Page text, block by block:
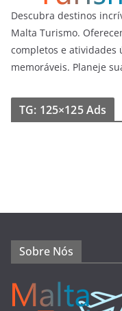
Descubra destinos
Malta Turismo.
completos e atividades
memoráveis. Planeje
TG: 125×125 Ads
Sobre Nós